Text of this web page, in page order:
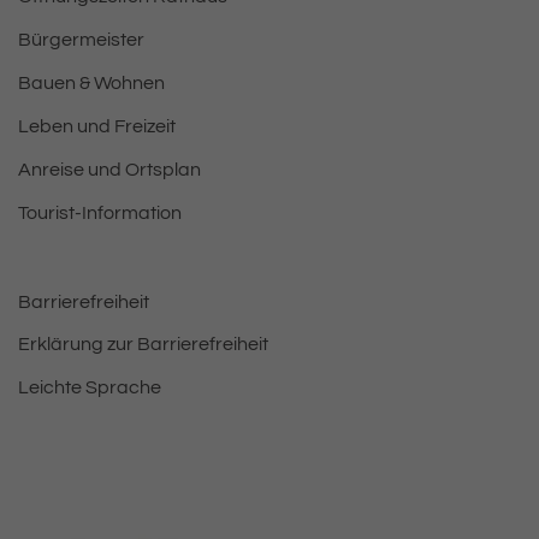
Bürgermeister
Bauen & Wohnen
Leben und Freizeit
Anreise und Ortsplan
Tourist-Information
Barrierefreiheit
Erklärung zur Barrierefreiheit
Leichte Sprache